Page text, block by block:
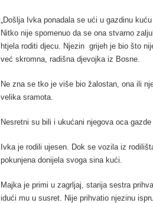
„Došlja Ivka ponadala se ući u gazdinu
Nitko nije spomenuo da se ona stvarno
htjela roditi djecu. Njezin grijeh je bio što
već skromna, radišna djevojka iz Bosne.
Ne zna se tko je više bio žalostan, ona ili
velika sramota.
Nesretni su bili i ukućani njegova oca
Ivka je rodili ujesen. Dok se vozila iz
pokunjena donijela svoga sina kući.
Majka je primi u zagrljaj, starija sestra
idući mu u susret. Nije prihvatio njezinu